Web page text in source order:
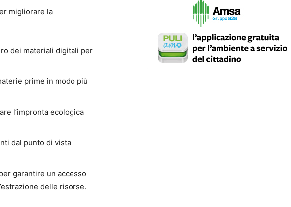
migliorare la
dei materiali digitali per
prime in modo più
l’impronta ecologica
dal punto di vista
garantire un accesso
delle risorse.